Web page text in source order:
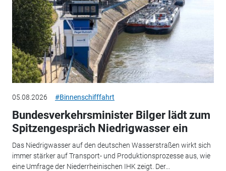
05.08.2026 #Binnenschifffahrt
Bundesverkehrsminister Bilger lädt zum
Spitzengespräch Niedrigwasser ein
Das Niedrigwasser auf den deutschen Wasserstraßen wirkt sich
immer stärker auf Transport- und Produktionsprozesse aus, wie
eine Umfrage der Niederrheinischen IHK zeigt. Der...